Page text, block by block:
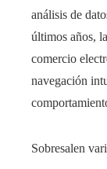
análisis de
últimos años,
comercio
navegación
Sobresalen